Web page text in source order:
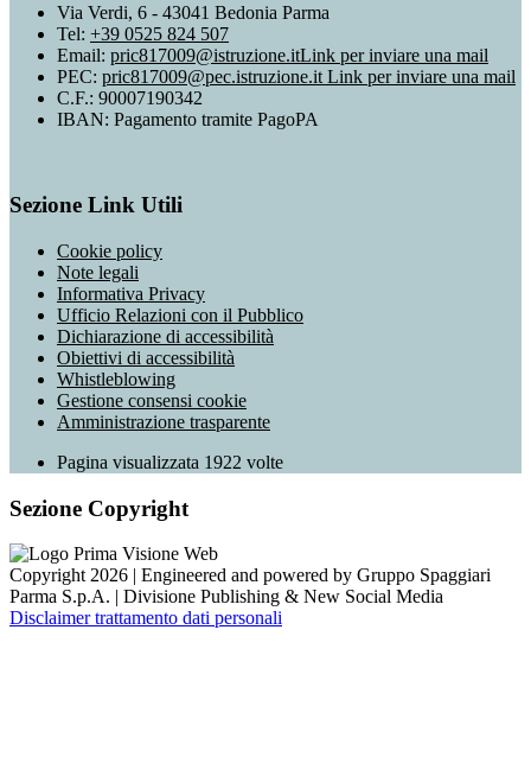
Via Verdi, 6 - 43041 Bedonia Parma
Tel: +39 0525 824 507
Email: pric817009@istruzione.itLink per inviare una mail
PEC: pric817009@pec.istruzione.it Link per inviare una mail
C.F.: 90007190342
IBAN: Pagamento tramite PagoPA
Sezione Link Utili
Cookie policy
Note legali
Informativa Privacy
Ufficio Relazioni con il Pubblico
Dichiarazione di accessibilità
Obiettivi di accessibilità
Whistleblowing
Gestione consensi cookie
Amministrazione trasparente
Pagina visualizzata 1922 volte
Sezione Copyright
Copyright 2026 | Engineered and powered by Gruppo Spaggiari
Parma S.p.A. | Divisione Publishing & New Social Media
Disclaimer trattamento dati personali